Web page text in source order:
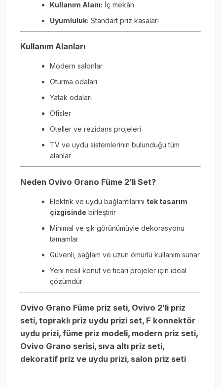
Kullanım Alanı: İç mekân
Uyumluluk: Standart priz kasaları
Kullanım Alanları
Modern salonlar
Oturma odaları
Yatak odaları
Ofisler
Oteller ve rezidans projeleri
TV ve uydu sistemlerinin bulunduğu tüm
alanlar
Neden Ovivo Grano Füme 2’li Set?
Elektrik ve uydu bağlantılarını tek tasarım
çizgisinde birleştirir
Minimal ve şık görünümüyle dekorasyonu
tamamlar
Güvenli, sağlam ve uzun ömürlü kullanım sunar
Yeni nesil konut ve ticari projeler için ideal
çözümdür
Ovivo Grano Füme priz seti, Ovivo 2’li priz
seti, topraklı priz uydu prizi set, F konnektör
uydu prizi, füme priz modeli, modern priz seti,
Ovivo Grano serisi, sıva altı priz seti,
dekoratif priz ve uydu prizi, salon priz seti